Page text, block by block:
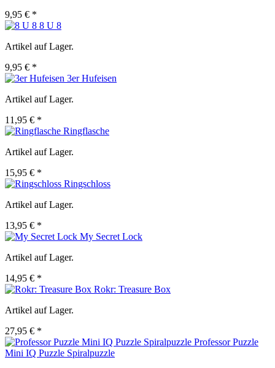
9,95 € *
8 U 8
Artikel auf Lager.
9,95 € *
3er Hufeisen
Artikel auf Lager.
11,95 € *
Ringflasche
Artikel auf Lager.
15,95 € *
Ringschloss
Artikel auf Lager.
13,95 € *
My Secret Lock
Artikel auf Lager.
14,95 € *
Rokr: Treasure Box
Artikel auf Lager.
27,95 € *
Professor Puzzle
Mini IQ Puzzle Spiralpuzzle